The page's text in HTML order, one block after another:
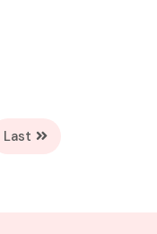
Last